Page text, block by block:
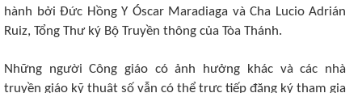
hành bởi Đức Hồng Y Óscar Maradiaga và Cha Lucio Adrián
Ruiz, Tổng Thư ký Bộ Truyền thông của Tòa Thánh.
Những người Công giáo có ảnh hưởng khác và các nhà
truyền giáo kỹ thuật số vẫn có thể trực tiếp đăng ký tham gia